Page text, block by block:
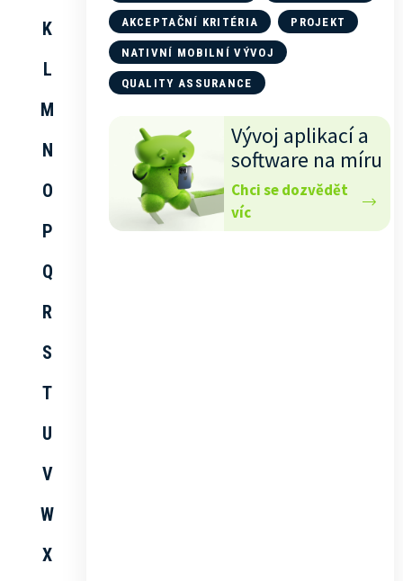
K
L
M
N
O
P
Q
R
S
T
U
V
W
X
AKCEPTAČNÍ KRITÉRIA PROJEKT
NATIVNÍ MOBILNÍ VÝVOJ
QUALITY ASSURANCE
Vývoj aplikací a
software na míru
Chci se dozvědět
víc